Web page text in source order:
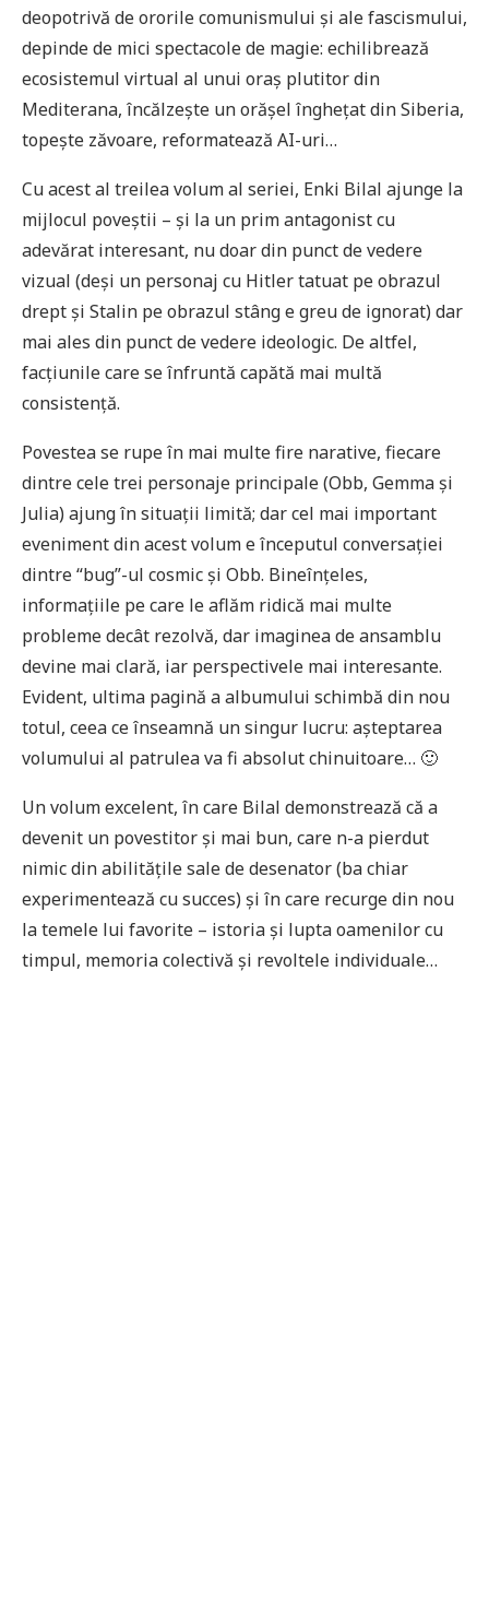
deopotrivă de ororile comunismului și ale fascismului,
depinde de mici spectacole de magie: echilibrează
ecosistemul virtual al unui oraș plutitor din
Mediterana, încălzește un orășel înghețat din Siberia,
topește zăvoare, reformatează AI-uri…
Cu acest al treilea volum al seriei, Enki Bilal ajunge la
mijlocul poveștii – și la un prim antagonist cu
adevărat interesant, nu doar din punct de vedere
vizual (deși un personaj cu Hitler tatuat pe obrazul
drept și Stalin pe obrazul stâng e greu de ignorat) dar
mai ales din punct de vedere ideologic. De altfel,
facțiunile care se înfruntă capătă mai multă
consistență.
Povestea se rupe în mai multe fire narative, fiecare
dintre cele trei personaje principale (Obb, Gemma și
Julia) ajung în situații limită; dar cel mai important
eveniment din acest volum e începutul conversației
dintre “bug”-ul cosmic și Obb. Bineînțeles,
informațiile pe care le aflăm ridică mai multe
probleme decât rezolvă, dar imaginea de ansamblu
devine mai clară, iar perspectivele mai interesante.
Evident, ultima pagină a albumului schimbă din nou
totul, ceea ce înseamnă un singur lucru: așteptarea
volumului al patrulea va fi absolut chinuitoare… 🙂
Un volum excelent, în care Bilal demonstrează că a
devenit un povestitor și mai bun, care n-a pierdut
nimic din abilitățile sale de desenator (ba chiar
experimentează cu succes) și în care recurge din nou
la temele lui favorite – istoria și lupta oamenilor cu
timpul, memoria colectivă și revoltele individuale…